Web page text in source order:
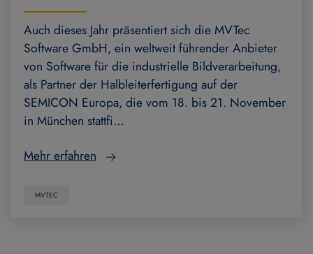
Auch dieses Jahr präsentiert sich die MVTec
Software GmbH, ein weltweit führender Anbieter
von Software für die industrielle Bildverarbeitung,
als Partner der Halbleiterfertigung auf der
SEMICON Europa, die vom 18. bis 21. November
in München stattfi…
Mehr erfahren
MVTEC